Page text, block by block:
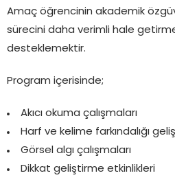
Amaç öğrencinin akademik
sürecini daha verimli hale
desteklemektir.
Program içerisinde;
Akıcı okuma çalışmaları
Harf ve kelime farkındalığı
Görsel algı çalışmaları
Dikkat geliştirme etkinlikleri